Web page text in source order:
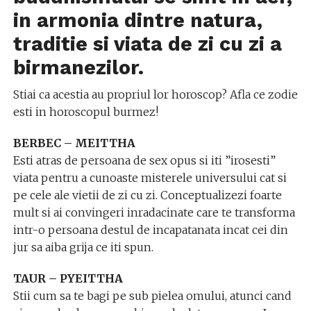
in armonia dintre natura,
traditie si viata de zi cu zi a
birmanezilor.
Stiai ca acestia au propriul lor horoscop? Afla ce zodie
esti in horoscopul burmez!
BERBEC – MEITTHA
Esti atras de persoana de sex opus si iti ”irosesti”
viata pentru a cunoaste misterele universului cat si
pe cele ale vietii de zi cu zi. Conceptualizezi foarte
mult si ai convingeri inradacinate care te transforma
intr-o persoana destul de incapatanata incat cei din
jur sa aiba grija ce iti spun.
TAUR – PYEITTHA
Stii cum sa te bagi pe sub pielea omului, atunci cand